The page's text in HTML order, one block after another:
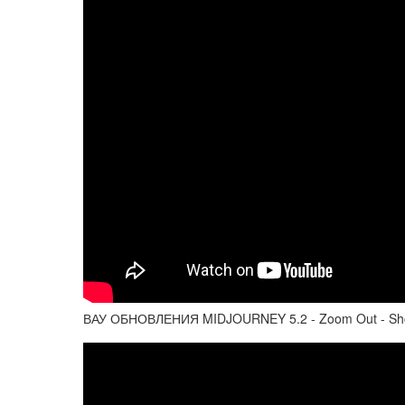
ВАУ ОБНОВЛЕНИЯ MIDJOURNEY 5.2 - Zoom Out -